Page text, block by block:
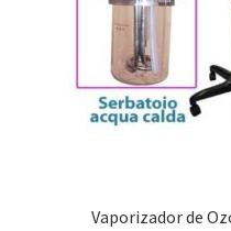
Vaporizador de